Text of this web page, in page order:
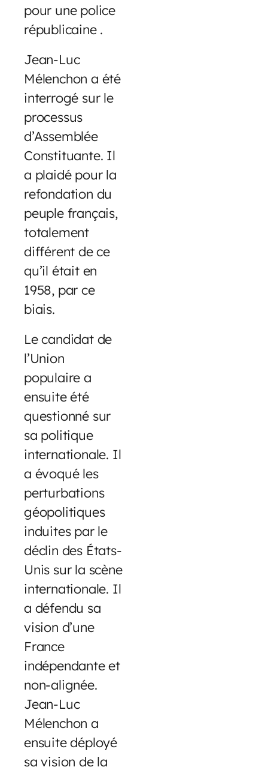
pour une police
républicaine .
Jean-Luc
Mélenchon a été
interrogé sur le
processus
d’Assemblée
Constituante. Il
a plaidé pour la
refondation du
peuple français,
totalement
différent de ce
qu’il était en
1958, par ce
biais.
Le candidat de
l’Union
populaire a
ensuite été
questionné sur
sa politique
internationale. Il
a évoqué les
perturbations
géopolitiques
induites par le
déclin des États-
Unis sur la scène
internationale. Il
a défendu sa
vision d’une
France
indépendante et
non-alignée.
Jean-Luc
Mélenchon a
ensuite déployé
sa vision de la